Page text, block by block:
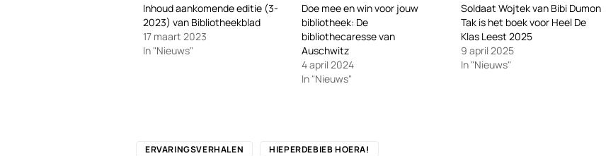
Inhoud aankomende editie (3-
2023) van Bibliotheekblad
17 maart 2023
In "Nieuws"
Doe mee en win voor jouw
bibliotheek: De
bibliothecaresse van
Auschwitz
4 april 2024
In "Nieuws"
Soldaat Wojtek van Bibi Dumon
Tak is het boek voor Heel De
Klas Leest 2025
9 april 2025
In "Nieuws"
ERVARINGSVERHALEN HIEPERDEBIEB HOERA!